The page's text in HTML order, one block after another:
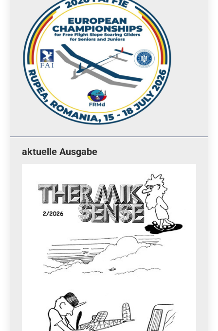
aktuelle Ausgabe